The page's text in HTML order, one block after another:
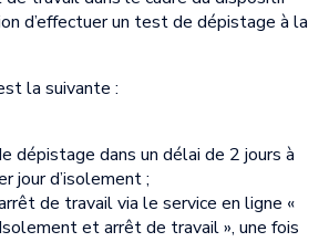
d’effectuer un test de dépistage à la
la suivante :
dépistage dans un délai de 2 jours à
jour d’isolement ;
de travail via le service en ligne «
et arrêt de travail », une fois